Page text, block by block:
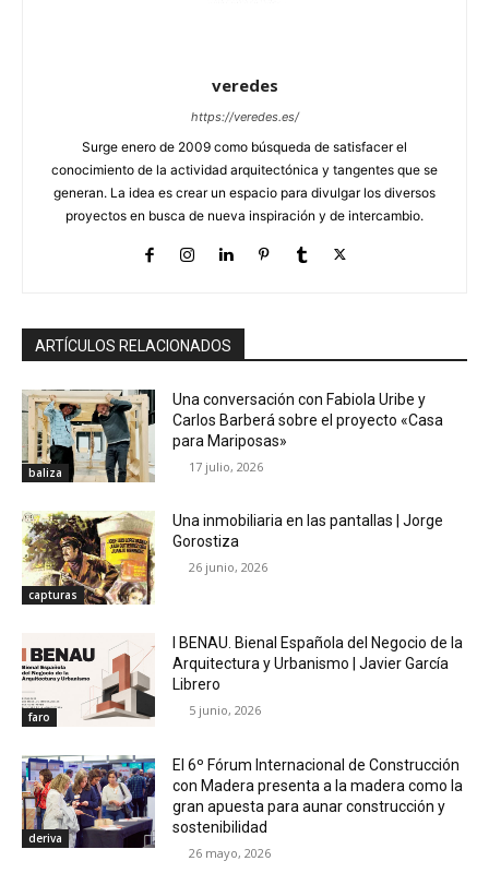
veredes
https://veredes.es/
Surge enero de 2009 como búsqueda de satisfacer el
conocimiento de la actividad arquitectónica y tangentes que se
generan. La idea es crear un espacio para divulgar los diversos
proyectos en busca de nueva inspiración y de intercambio.
ARTÍCULOS RELACIONADOS
baliza
Una conversación con Fabiola Uribe y
Carlos Barberá sobre el proyecto «Casa
para Mariposas»
17 julio, 2026
capturas
Una inmobiliaria en las pantallas | Jorge
Gorostiza
26 junio, 2026
faro
I BENAU. Bienal Española del Negocio de la
Arquitectura y Urbanismo | Javier García
Librero
5 junio, 2026
deriva
El 6º Fórum Internacional de Construcción
con Madera presenta a la madera como la
gran apuesta para aunar construcción y
sostenibilidad
26 mayo, 2026